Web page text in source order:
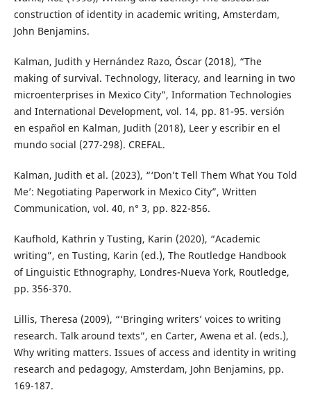
construction of identity in academic writing, Amsterdam,
John Benjamins.
Kalman, Judith y Hernández Razo, Óscar (2018), “The
making of survival. Technology, literacy, and learning in two
microenterprises in Mexico City”, Information Technologies
and International Development, vol. 14, pp. 81-95. versión
en español en Kalman, Judith (2018), Leer y escribir en el
mundo social (277-298). CREFAL.
Kalman, Judith et al. (2023), “‘Don’t Tell Them What You Told
Me’: Negotiating Paperwork in Mexico City”, Written
Communication, vol. 40, n° 3, pp. 822-856.
Kaufhold, Kathrin y Tusting, Karin (2020), “Academic
writing”, en Tusting, Karin (ed.), The Routledge Handbook
of Linguistic Ethnography, Londres-Nueva York, Routledge,
pp. 356-370.
Lillis, Theresa (2009), “‘Bringing writers’ voices to writing
research. Talk around texts”, en Carter, Awena et al. (eds.),
Why writing matters. Issues of access and identity in writing
research and pedagogy, Amsterdam, John Benjamins, pp.
169-187.